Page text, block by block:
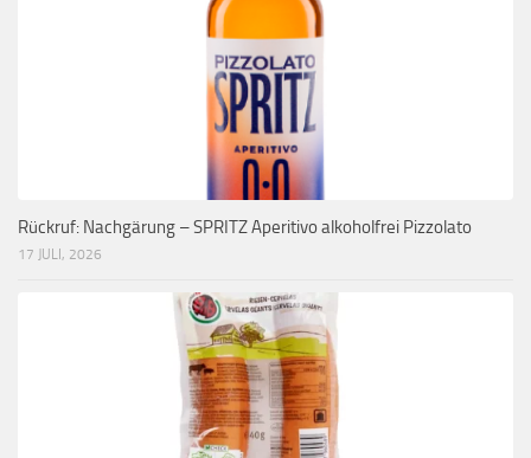
Rückruf: Nachgärung – SPRITZ Aperitivo alkoholfrei Pizzolato
17 JULI, 2026